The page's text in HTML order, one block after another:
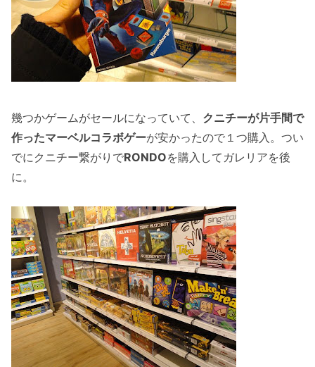
幾つかゲームがセールになっていて、 クニチーが片手間で
作ったマーベルコラボゲーが安かったので１つ購入。つい
でにクニチー繋がりでRONDOを購入してガレリアを後
に。